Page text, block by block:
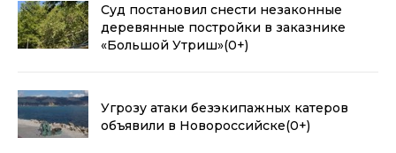
Суд постановил снести незаконные
деревянные постройки в заказнике
«Большой Утриш»(0+)
Угрозу атаки безэкипажных катеров
объявили в Новороссийске(0+)